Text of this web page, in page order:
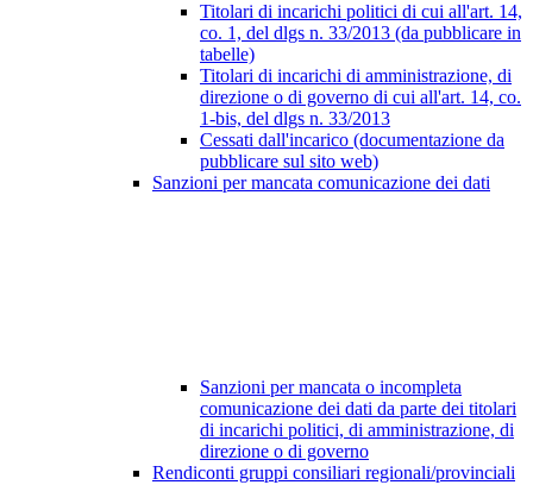
Titolari di incarichi politici di cui all'art. 14,
co. 1, del dlgs n. 33/2013 (da pubblicare in
tabelle)
Titolari di incarichi di amministrazione, di
direzione o di governo di cui all'art. 14, co.
1-bis, del dlgs n. 33/2013
Cessati dall'incarico (documentazione da
pubblicare sul sito web)
Sanzioni per mancata comunicazione dei dati
Sanzioni per mancata o incompleta
comunicazione dei dati da parte dei titolari
di incarichi politici, di amministrazione, di
direzione o di governo
Rendiconti gruppi consiliari regionali/provinciali